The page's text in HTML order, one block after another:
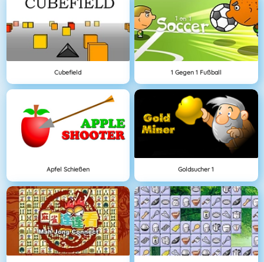
Cubefield 1 Gegen 1 Fußball
Apfel Schießen Goldsucher 1